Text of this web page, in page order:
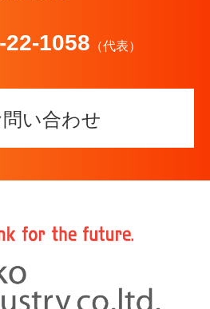
22-1058 （代表）
問い合わせ